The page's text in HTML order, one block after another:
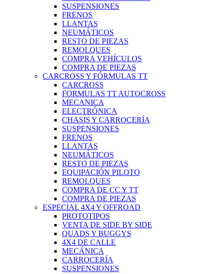
SUSPENSIONES
FRENOS
LLANTAS
NEUMÁTICOS
RESTO DE PIEZAS
REMOLQUES
COMPRA VEHÍCULOS
COMPRA DE PIEZAS
CARCROSS Y FÓRMULAS TT
CARCROSS
FORMULAS TT AUTOCROSS
MECANICA
ELECTRÓNICA
CHASIS Y CARROCERÍA
SUSPENSIONES
FRENOS
LLANTAS
NEUMÁTICOS
RESTO DE PIEZAS
EQUIPACIÓN PILOTO
REMOLQUES
COMPRA DE CC Y TT
COMPRA DE PIEZAS
ESPECIAL 4X4 Y OFFROAD
PROTOTIPOS
VENTA DE SIDE BY SIDE
QUADS Y BUGGYS
4X4 DE CALLE
MECÁNICA
CARROCERÍA
SUSPENSIONES